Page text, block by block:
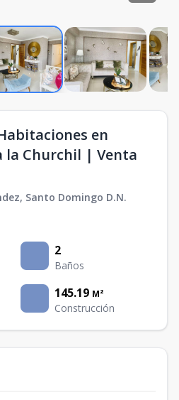
en
la Churchil | Venta
, Santo Domingo D.N.
2
Baños
145.19 M²
Construcción